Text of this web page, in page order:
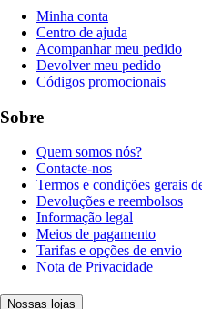
Minha conta
Centro de ajuda
Acompanhar meu pedido
Devolver meu pedido
Códigos promocionais
Sobre
Quem somos nós?
Contacte-nos
Termos e condições gerais
Devoluções e reembolsos
Informação legal
Meios de pagamento
Tarifas e opções de envio
Nota de Privacidade
Nossas lojas